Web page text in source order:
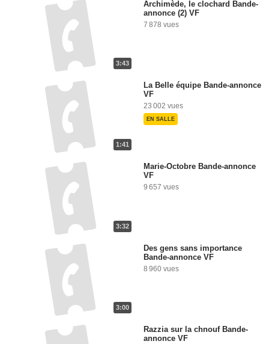
3:43
Archimède, le clochard Bande-
annonce (2) VF
7 878 vues
1:41
La Belle équipe Bande-annonce
VF
23 002 vues
EN SALLE
3:32
Marie-Octobre Bande-annonce
VF
9 657 vues
3:00
Des gens sans importance
Bande-annonce VF
8 960 vues
Razzia sur la chnouf Bande-
annonce VF